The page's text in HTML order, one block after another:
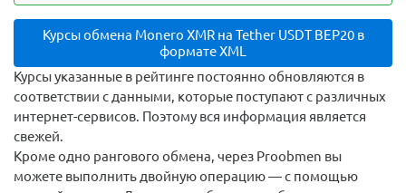
Курсы обмена Monero XMR на Tether USDT BEP20 в
формате XML
Курсы указанные в рейтинге постоянно обновляются в
соответствии с данными, которые поступают с различных
интернет-сервисов. Поэтому вся информация является
свежей.
Кроме одно рангового обмена, через Proobmen вы
можете выполнить двойную операцию — с помощью